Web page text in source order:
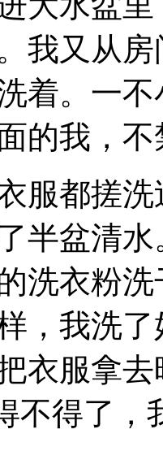
我又从
着。一
的我，
服都搓
半盆清
洗衣粉
，我洗
衣服拿
不得了，